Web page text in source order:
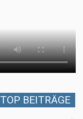
TOP BEITRÄGE